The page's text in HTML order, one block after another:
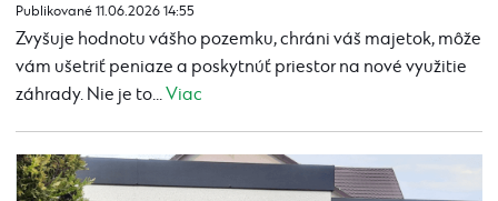
Publikované 11.06.2026 14:55
Zvyšuje hodnotu vášho pozemku, chráni váš majetok, môže
vám ušetriť peniaze a poskytnúť priestor na nové využitie
záhrady. Nie je to...Viac